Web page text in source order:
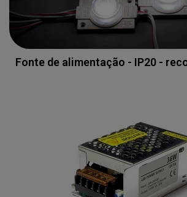
Fonte de alimentação - IP20 -